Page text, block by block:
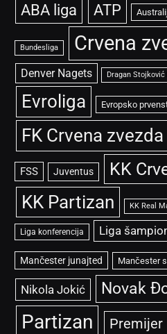
ABA liga ATP
Bundesliga Crvena
Denver Nagets Dragan Stojković
Evroliga Evropsko
FK Crvena zvezda
FSS Juventus KK
KK Partizan KK Real
Liga konferencija Liga
Mančester junajted Mančester
Nikola Jokić Novak
Partizan Premijer